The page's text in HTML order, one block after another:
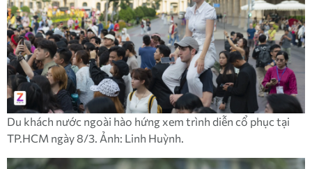
Du khách nước ngoài hào hứng xem trình diễn cổ phục tại
TP.HCM ngày 8/3. Ảnh: Linh Huỳnh.